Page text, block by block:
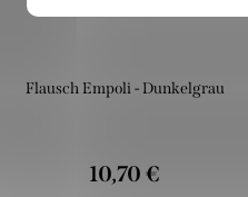
Flausch Empoli - Dunkelgrau
10,70 €